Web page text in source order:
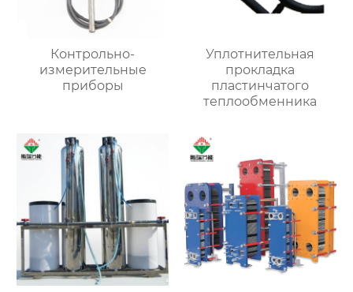
Контрольно-
измерительные
приборы
Уплотнительная
прокладка
пластинчатого
теплообменника